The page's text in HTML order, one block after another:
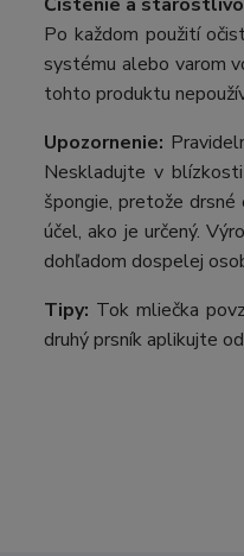
Po každom použití
systému alebo varom
tohto produktu
Upozornenie:
Neskladujte v
špongie, pretože
účel, ako je určený.
dohľadom dospelej
Tipy: Tok mliečka
druhý prsník aplikujte